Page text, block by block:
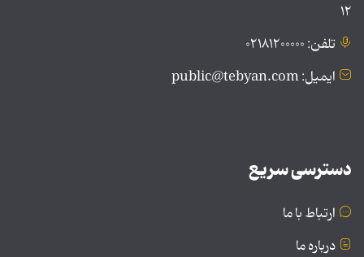
۱۲
تلفن: ۰۲۱۸۱۲۰۰۰۰۰
ایمیل: public@tebyan.com
دسترسی سریع
ارتباط با ما
درباره ما